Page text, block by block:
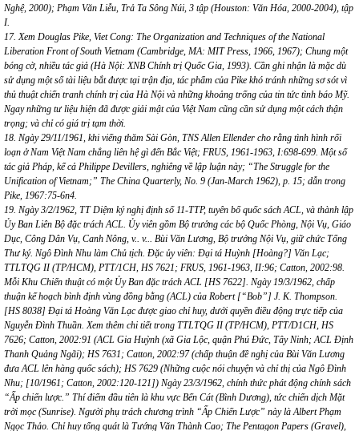
Nghệ, 2000); Phạm Văn Liễu, Trả Ta Sông Núi, 3 tập (Houston: Văn Hóa, 2000-2004), tập
I.
17. Xem Douglas Pike, Viet Cong: The Organization and Techniques of the National
Liberation Front of South Vietnam (Cambridge, MA: MIT Press, 1966, 1967); Chung một
bóng cờ, nhiều tác giả (Hà Nội: XNB Chính trị Quốc Gia, 1993). Cần ghi nhận là mặc dù
sử dụng một số tài liệu bắt được tại trận địa, tác phẩm của Pike khó tránh những sơ sót vì
thủ thuật chiến tranh chính trị của Hà Nội và những khoảng trống của tin tức tình báo Mỹ.
Ngay những tư liệu hiện đã được giải mật của Việt Nam cũng cần sử dụng một cách thận
trọng; và chỉ có giá trị tạm thời.
18. Ngày 29/11/1961, khi viếng thăm Sài Gòn, TNS Allen Ellender cho rằng tình hình rối
loạn ở Nam Việt Nam chẳng liên hệ gì đến Bắc Việt; FRUS, 1961-1963, I:698-699. Một số
tác giả Pháp, kể cả Philippe Devillers, nghiêng về lập luận này; “The Struggle for the
Unification of Vietnam;” The China Quarterly, No. 9 (Jan-March 1962), p. 15; dẫn trong
Pike, 1967:75-6n4.
19. Ngày 3/2/1962, TT Diệm ký nghị định số 11-TTP, tuyên bố quốc sách ACL, và thành lập
Ủy Ban Liên Bộ đặc trách ACL. Ủy viên gồm Bộ trưởng các bộ Quốc Phòng, Nội Vụ, Giáo
Dục, Công Dân Vụ, Canh Nông, v.. v... Bùi Văn Lương, Bộ trưởng Nội Vụ, giữ chức Tổng
Thư ký. Ngô Đình Nhu làm Chủ tịch. Đặc ủy viên: Đại tá Huỳnh [Hoàng?] Văn Lạc;
TTLTQG II (TP/HCM), PTT/1CH, HS 7621; FRUS, 1961-1963, II:96; Catton, 2002:98.
Mỗi Khu Chiến thuật có một Ủy Ban đặc trách ACL [HS 7622]. Ngày 19/3/1962, chấp
thuận kế hoạch bình định vùng đồng bằng (ACL) của Robert [“Bob”] J. K. Thompson.
[HS 8038] Đại tá Hoàng Văn Lạc được giao chỉ huy, dưới quyền điều động trực tiếp của
Nguyễn Đình Thuần. Xem thêm chi tiết trong TTLTQG II (TP/HCM), PTT/D1CH, HS
7626; Catton, 2002:91 (ACL Gia Huỳnh (xã Gia Lộc, quận Phú Đức, Tây Ninh; ACL Định
Thanh Quảng Ngãi); HS 7631; Catton, 2002:97 (chấp thuận đề nghị của Bùi Văn Lương
đưa ACL lên hàng quốc sách); HS 7629 (Những cuộc nói chuyện và chỉ thị của Ngô Đình
Nhu; [10/1961; Catton, 2002:120-121]) Ngày 23/3/1962, chính thức phát động chính sách
“Ấp chiến lược.” Thí điểm đầu tiên là khu vực Bến Cát (Bình Dương), tức chiến dịch Mặt
trời mọc (Sunrise). Người phụ trách chương trình “Ấp Chiến Lược” này là Albert Phạm
Ngọc Thảo. Chỉ huy tổng quát là Tướng Văn Thành Cao; The Pentagon Papers (Gravel),